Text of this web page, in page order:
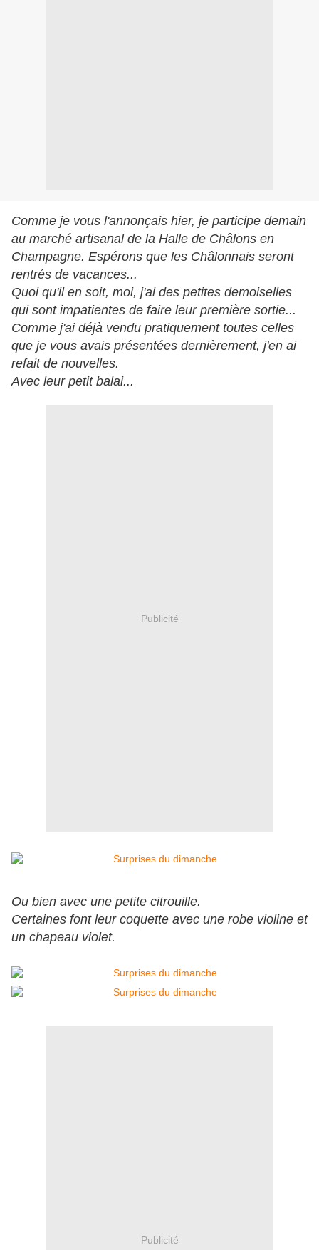
Comme je vous l'annonçais hier, je participe demain
au marché artisanal de la Halle de Châlons en
Champagne. Espérons que les Châlonnais seront
rentrés de vacances...
Quoi qu'il en soit, moi, j'ai des petites demoiselles
qui sont impatientes de faire leur première sortie...
Comme j'ai déjà vendu pratiquement toutes celles
que je vous avais présentées dernièrement, j'en ai
refait de nouvelles.
Avec leur petit balai...
Publicité
Ou bien avec une petite citrouille.
Certaines font leur coquette avec une robe violine et
un chapeau violet.
Publicité